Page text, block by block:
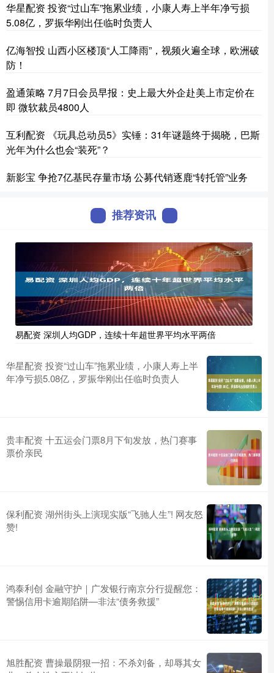
华星配资 投资“过山车”拖累业绩，小康人寿上半年净亏损
5.08亿，罗振华刚出任临时负责人
亿海智投 山西小区楼顶“人工降雨”，视频火遍全球，欧洲破
防！
盈通策略 7月7日会员早报：史上最大外企赴美上市定价在
即 微软裁员4800人
互利配资 《玩具总动员5》实锤：31年谜题终于揭晓，巴斯
光年为什么也会“装死”？
新影宝 争抢7亿基民存量市场 公募代销逐鹿“转托管”业务
推荐资讯
易配资 深圳人均GDP，连续十年超世界平均水平两倍
华星配资 投资“过山车”拖累业绩，小康人寿上半
年净亏损5.08亿，罗振华刚出任临时负责人
贵丰配资 十五运会门票8月下旬发放，热门赛事
票价亲民
保利配资 湖州街头上演现实版“飞驰人生”! 网友怒
赞!
鸿泰利创 金融守护｜广发银行南京分行提醒您：
警惕信用卡逾期陷阱—非法“债务救援”
旭胜配资 曹操最阴狠一招：不杀刘备，却辱其女